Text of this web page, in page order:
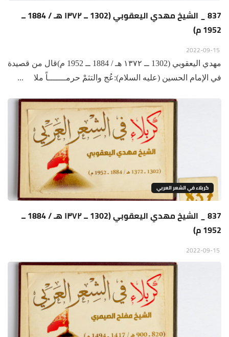
837 _ الشيخ مهدي اليعقوبي (1302 ــ ١٣٧٢ هـ / 1884 ــ
1952 م)
مهدي اليعقوبي (1302 ــ ١٣٧٢ هـ / 1884 ــ 1952 م)قال من قصيدة
في الإمام الحسين (عليه السلام):عُج والتثمْ حرمـــــــاً ملا ...
كربلاء في الشعر العربي
837 _ الشيخ مهدي اليعقوبي (1302 ــ ١٣٧٢ هـ / 1884 ــ
1952 م)